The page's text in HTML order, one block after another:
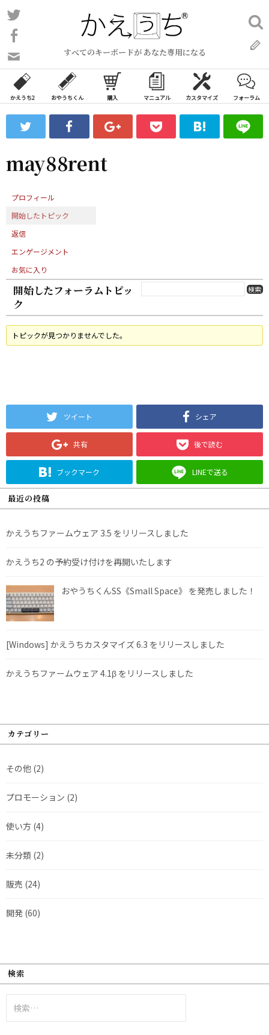
コ
ン
ン
ツ
ス
ッ
すべてのキーボードが あなた専用になる
い
合
わ
フ
ォ
ム
検
索:
かえうち2 おやうちくん 購入 マニュアル カスタマイズ フォーラム
may88rent
プロフィール
開始したトピック
返信
エンゲージメント
お気に入り
開始したフォーラムトピッ
ク
トピックが見つかりませんでした。
ツイート シェア
共有 後で読む
ブックマーク LINEで送る
最近の投稿
かえうちファームウェア 3.5 をリリースしました
かえうち2 の予約受け付けを再開いたします
おやうちくんSS《Small Space》 を発売しました！
[Windows] かえうちカスタマイズ 6.3 をリリースしました
かえうちファームウェア 4.1β をリリースしました
カテゴリー
その他 (2)
プロモーション (2)
使い方 (4)
未分類 (2)
販売 (24)
開発 (60)
検索
索: